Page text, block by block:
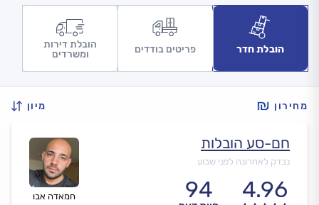
הובלת חדר פריטים בודדים
הובלת דירות
ומשרדים
מחירון מיון
חמאדה אבו
חם-סע הובלות
נבדק לאחרונה לפני שבוע
4.96
94